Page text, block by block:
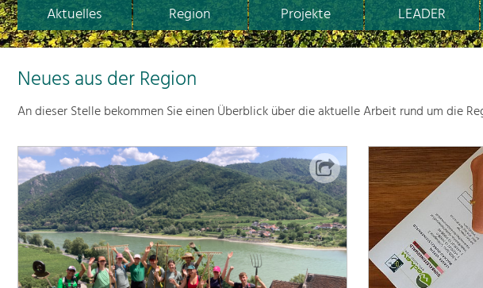
Aktuelles Region Projekte LEADER
Neues aus der Region
An dieser Stelle bekommen Sie einen Überblick über die aktuelle Arbeit rund um die